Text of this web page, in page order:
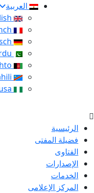
العربية
الرئيسية
فضيلة المفتى
الفتاوى
الإصدارات
الخدمات
المركز الإعلامى